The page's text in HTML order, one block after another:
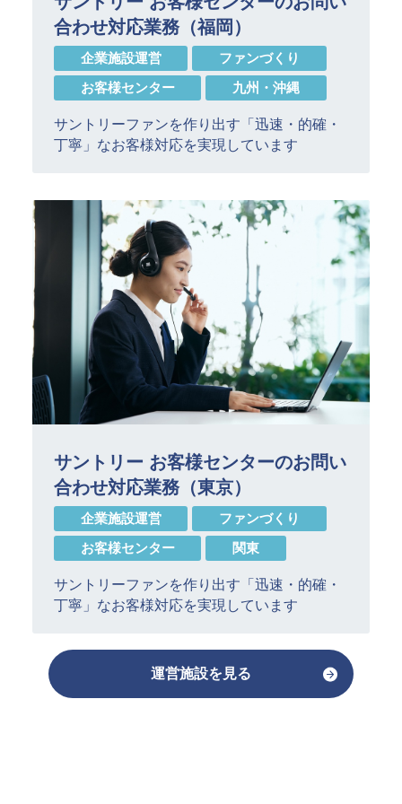
合わせ対応業務（福岡）
企業施設運営
ファンづくり
お客様センター
九州・沖縄
サントリーファンを作り出す「迅速・的確・
丁寧」なお客様対応を実現しています
サントリー お客様センターのお問い
合わせ対応業務（東京）
企業施設運営
ファンづくり
お客様センター
関東
サントリーファンを作り出す「迅速・的確・
丁寧」なお客様対応を実現しています
運営施設を見る